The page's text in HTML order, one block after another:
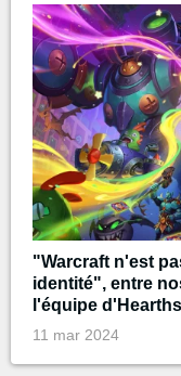
"Warcraft n'est
identité", entre
l'équipe
11 mar 2024